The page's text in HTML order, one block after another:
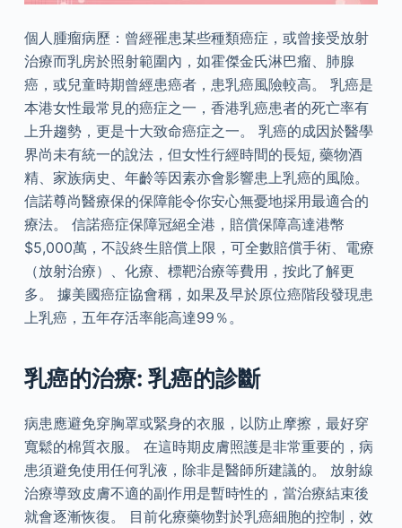
個人腫瘤病歷：曾經罹患某些種類癌症，或曾接受放射
治療而乳房於照射範圍內，如霍傑金氏淋巴瘤、肺腺
癌，或兒童時期曾經患癌者，患乳癌風險較高。 乳癌是
本港女性最常見的癌症之一，香港乳癌患者的死亡率有
上升趨勢，更是十大致命癌症之一。 乳癌的成因於醫學
界尚未有統一的說法，但女性行經時間的長短, 藥物酒
精、家族病史、年齡等因素亦會影響患上乳癌的風險。
信諾尊尚醫療保的保障能令你安心無憂地採用最適合的
療法。 信諾癌症保障冠絕全港，賠償保障高達港幣
$5,000萬，不設終生賠償上限，可全數賠償手術、電療
（放射治療）、化療、標靶治療等費用，按此了解更
多。 據美國癌症協會稱，如果及早於原位癌階段發現患
上乳癌，五年存活率能高達99％。
乳癌的治療: 乳癌的診斷
病患應避免穿胸罩或緊身的衣服，以防止摩擦，最好穿
寬鬆的棉質衣服。 在這時期皮膚照護是非常重要的，病
患須避免使用任何乳液，除非是醫師所建議的。 放射線
治療導致皮膚不適的副作用是暫時性的，當治療結束後
就會逐漸恢復。 目前化療藥物對於乳癌細胞的控制，效